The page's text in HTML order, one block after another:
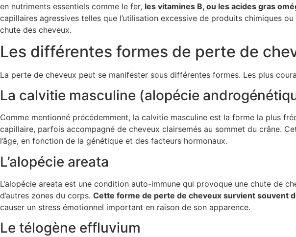
en nutriments essentiels comme le fer, les vitamines B, ou les acides gras
capillaires agressives telles que l’utilisation excessive de produits chimiques
chute des cheveux.
Les différentes formes de perte de
La perte de cheveux peut se manifester sous différentes formes. Les plus
La calvitie masculine (alopécie
Comme mentionné précédemment, la calvitie masculine est la forme la plus
capillaire, parfois accompagné de cheveux clairsemés au sommet du crâne.
l’âge, en fonction de la génétique et des facteurs hormonaux.
L’alopécie areata
L’alopécie areata est une condition auto-immune qui provoque une chute de
d’autres zones du corps. Cette forme de perte de cheveux survient souvent
causer un stress émotionnel important en raison de son apparence.
Le télogène effluvium